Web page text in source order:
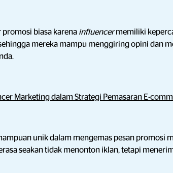
promosi biasa karena influencermemiliki
mereka mampu menggiring opini dan
Marketing dalam Strategi Pemasaran E-
unik dalam mengemas pesan promosi
seakan tidak menonton iklan, tetapi